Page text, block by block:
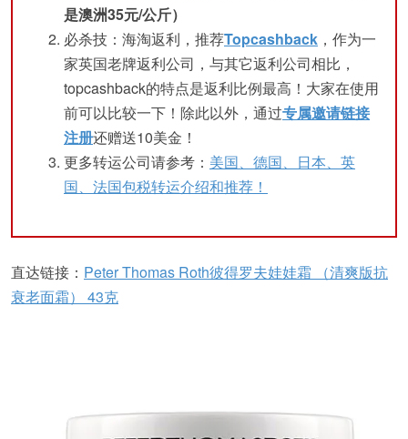
是澳洲35元/公斤）
必杀技：海淘返利，推荐Topcashback ，作为一
家英国老牌返利公司，与其它返利公司相比，
topcashback的特点是返利比例最高！大家在使用
前可以比较一下！除此以外，通过专属邀请链接
注册还赠送10美金！
更多转运公司请参考： 美国、德国、日本、英
国、法国包税转运介绍和推荐！
直达链接： Peter Thomas Roth彼得罗夫娃娃霜 （清爽版抗
衰老面霜） 43克